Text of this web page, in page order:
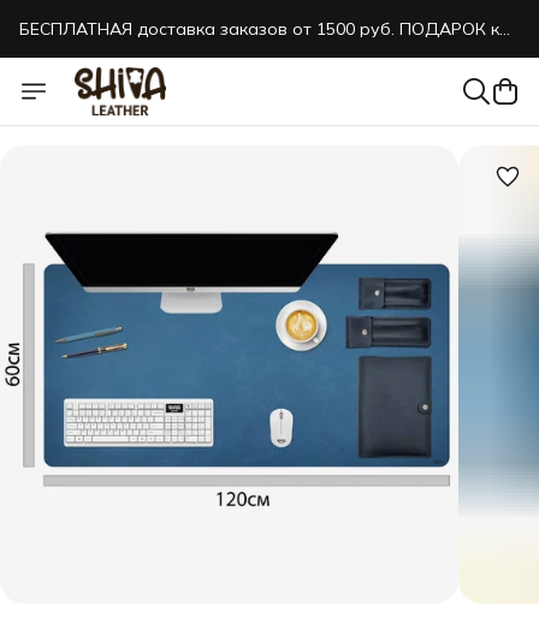
БЕСПЛАТНАЯ доставка заказов от 1500 руб. ПОДАРОК к
БЕСПЛАТНАЯ доставка заказов от 1500 руб. ПОДАРОК к
каждому заказу!